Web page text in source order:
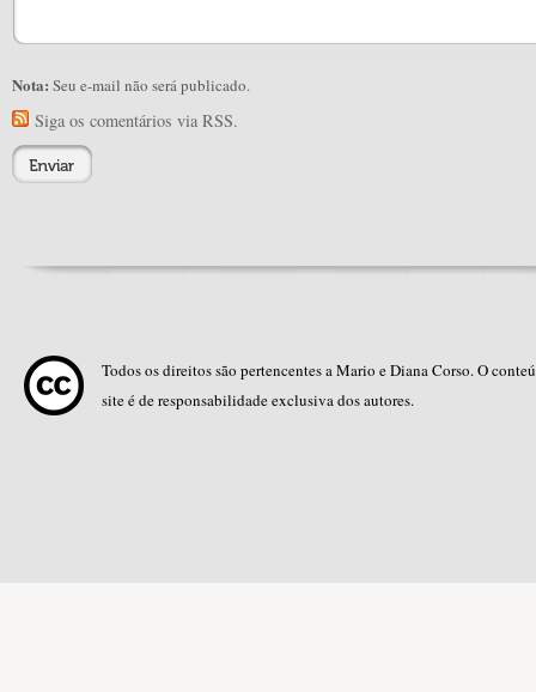
Nota: Seu e-mail não será publicado.
Siga os comentários via RSS.
Todos os direitos são pertencentes a Mario e Diana Corso. O
site é de responsabilidade exclusiva dos autores.